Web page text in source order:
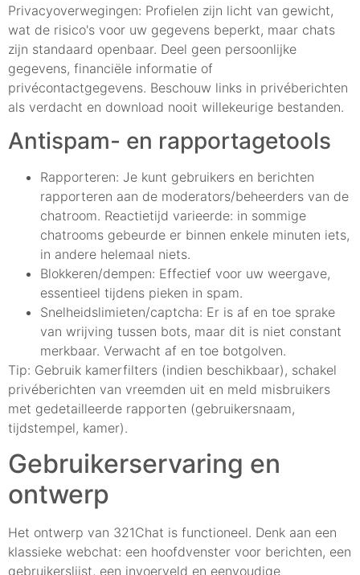
Privacyoverwegingen: Profielen zijn licht van gewicht,
wat de risico's voor uw gegevens beperkt, maar chats
zijn standaard openbaar. Deel geen persoonlijke
gegevens, financiële informatie of
privécontactgegevens. Beschouw links in privéberichten
als verdacht en download nooit willekeurige bestanden.
Antispam- en rapportagetools
Rapporteren: Je kunt gebruikers en berichten
rapporteren aan de moderators/beheerders van de
chatroom. Reactietijd varieerde: in sommige
chatrooms gebeurde er binnen enkele minuten iets,
in andere helemaal niets.
Blokkeren/dempen: Effectief voor uw weergave,
essentieel tijdens pieken in spam.
Snelheidslimieten/captcha: Er is af en toe sprake
van wrijving tussen bots, maar dit is niet constant
merkbaar. Verwacht af en toe botgolven.
Tip: Gebruik kamerfilters (indien beschikbaar), schakel
privéberichten van vreemden uit en meld misbruikers
met gedetailleerde rapporten (gebruikersnaam,
tijdstempel, kamer).
Gebruikerservaring en
ontwerp
Het ontwerp van 321Chat is functioneel. Denk aan een
klassieke webchat: een hoofdvenster voor berichten, een
gebruikerslijst, een invoerveld en eenvoudige